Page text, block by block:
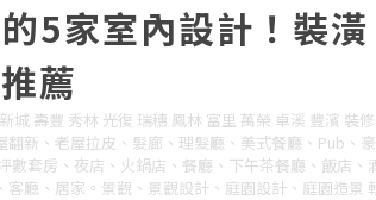
5家室內設計！裝
薦
城 壽豐 秀林 光復 瑞穗 鳳林 富里 萬榮 卓溪 豐濱 裝
新、老屋拉皮、髮廊、理髮廳、美式餐廳、Pub、
套房、夜店、火鍋店、餐廳、下午茶餐廳、飯店、
廳、居家。景觀、景觀設計、庭園設計、庭園造景